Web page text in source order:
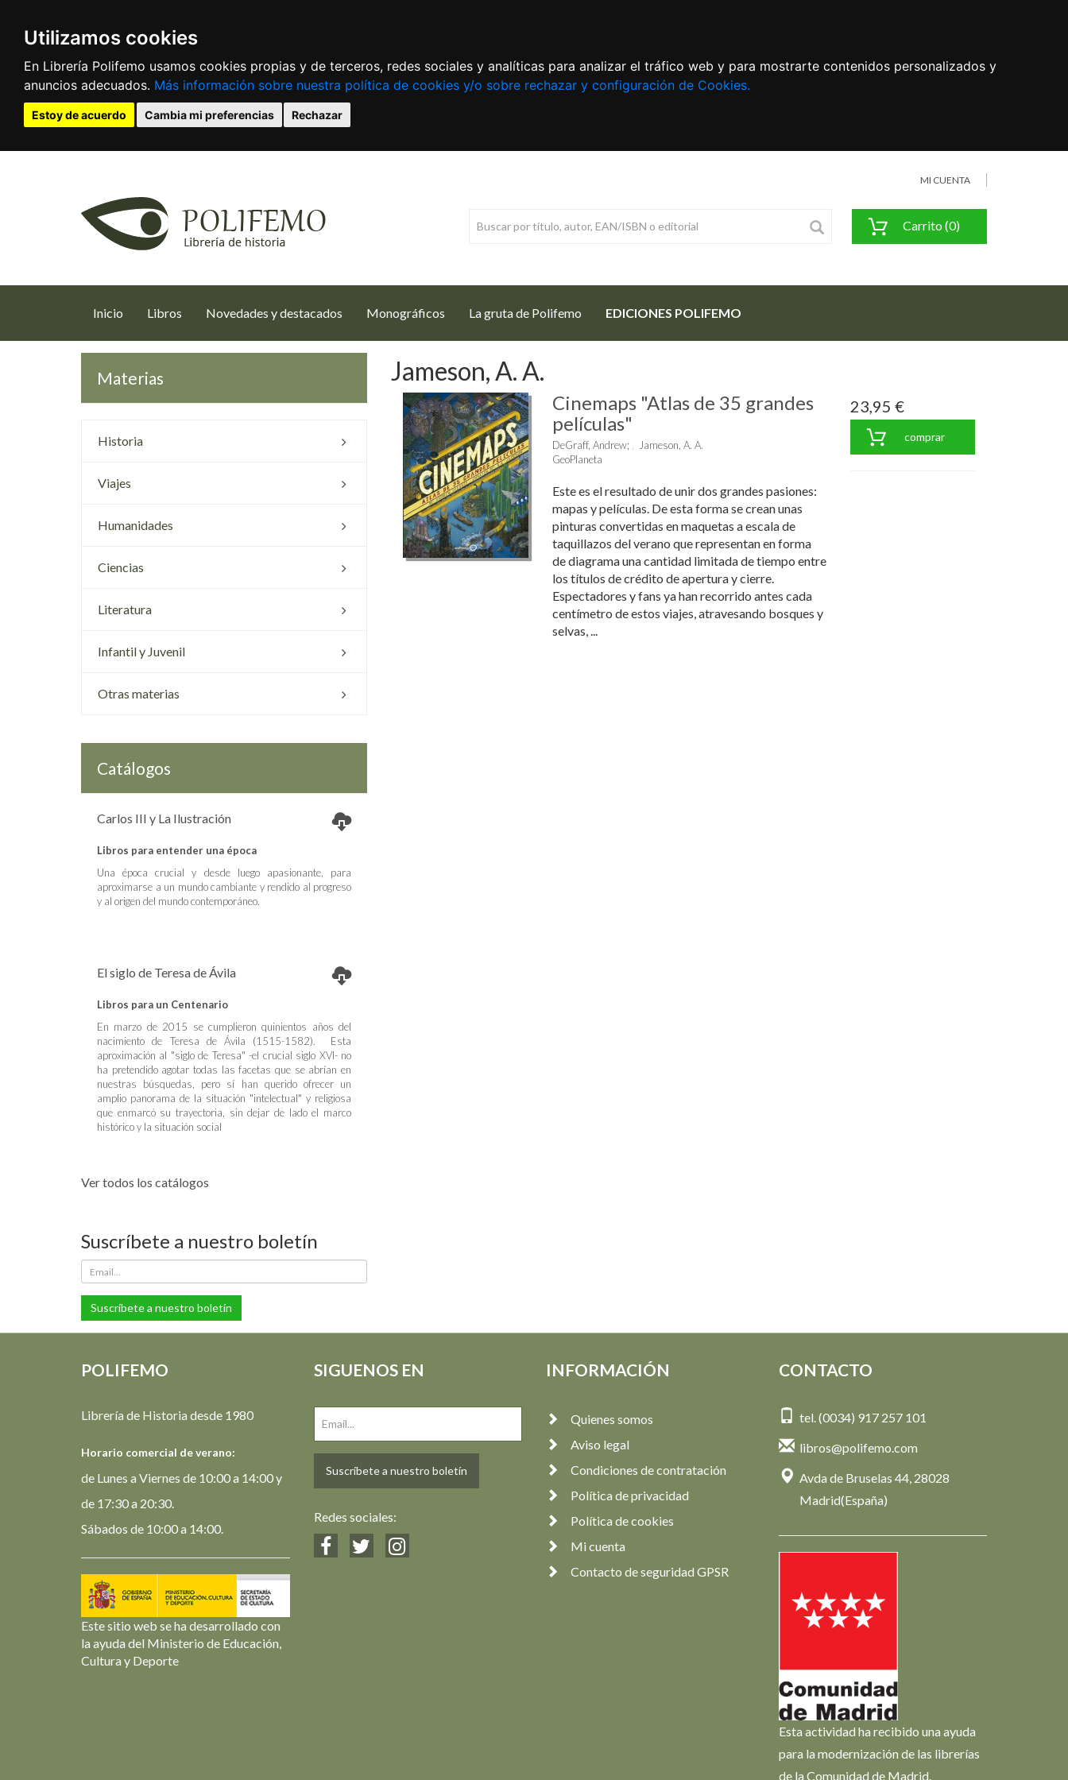
Utilizamos cookies
En Librería Polifemo usamos cookies propias y de terceros, redes sociales y analíticas para analizar el tráfico web y para mostrarte contenidos personalizados y
anuncios adecuados. Más información sobre nuestra política de cookies y/o sobre rechazar y configuración de Cookies.
Estoy de acuerdo Cambia mi preferencias Rechazar
MI CUENTA
Carrito (0)
Inicio (current)
Libros Novedades y destacados Monográficos La gruta de Polifemo EDICIONES POLIFEMO
Materias
Historia
Viajes
Humanidades
Ciencias
Literatura
Infantil y Juvenil
Otras materias
Catálogos
Carlos III y La Ilustración
Libros para entender una época
Una época crucial y desde luego apasionante, para
aproximarse a un mundo cambiante y rendido al progreso
y al origen del mundo contemporáneo.
El siglo de Teresa de Ávila
Libros para un Centenario
En marzo de 2015 se cumplieron quinientos años del
nacimiento de Teresa de Ávila (1515-1582). Esta
aproximación al "siglo de Teresa" -el crucial siglo XVI- no
ha pretendido agotar todas las facetas que se abrían en
nuestras búsquedas, pero sí han querido ofrecer un
amplio panorama de la situación "intelectual" y religiosa
que enmarcó su trayectoria, sin dejar de lado el marco
histórico y la situación social
Ver todos los catálogos
Suscríbete a nuestro boletín
Suscríbete a nuestro boletín
Jameson, A. A.
Cinemaps "Atlas de 35 grandes
películas"
DeGraff, Andrew;
Jameson, A. A.
GeoPlaneta
Este es el resultado de unir dos grandes pasiones:
mapas y películas. De esta forma se crean unas
pinturas convertidas en maquetas a escala de
taquillazos del verano que representan en forma
de diagrama una cantidad limitada de tiempo entre
los títulos de crédito de apertura y cierre.
Espectadores y fans ya han recorrido antes cada
centímetro de estos viajes, atravesando bosques y
selvas, ...
23,95 €
comprar
POLIFEMO
Librería de Historia desde 1980
Horario comercial de verano:
de Lunes a Viernes de 10:00 a 14:00 y
de 17:30 a 20:30.
Sábados de 10:00 a 14:00.
Este sitio web se ha desarrollado con
la ayuda del Ministerio de Educación,
Cultura y Deporte
SIGUENOS EN
Suscríbete a nuestro boletín
Redes sociales:
INFORMACIÓN
Quienes somos
Aviso legal
Condiciones de contratación
Política de privacidad
Política de cookies
Mi cuenta
Contacto de seguridad GPSR
CONTACTO
tel. (0034) 917 257 101
libros@polifemo.com
Avda de Bruselas 44, 28028
Madrid(España)
Esta actividad ha recibido una ayuda
para la modernización de las librerías
de la Comunidad de Madrid.